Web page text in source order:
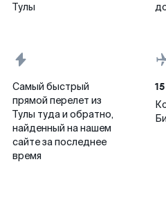
Тулы
Самый быстрый
прямой перелет из
Тулы туда и обратно,
найденный на нашем
сайте за последнее
время
15